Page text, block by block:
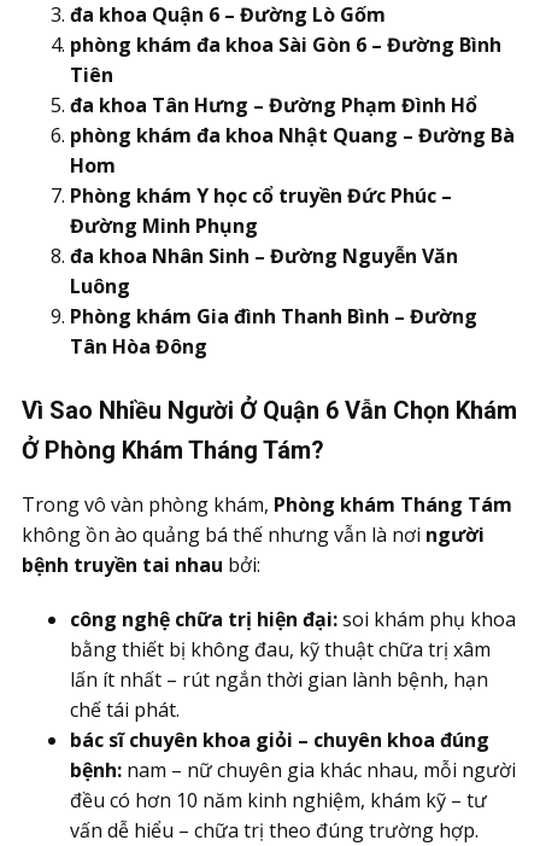
đa khoa Quận 6 – Đường Lò Gốm
phòng khám đa khoa Sài Gòn 6 – Đường Bình
Tiên
đa khoa Tân Hưng – Đường Phạm Đình Hổ
phòng khám đa khoa Nhật Quang – Đường Bà
Hom
Phòng khám Y học cổ truyền Đức Phúc –
Đường Minh Phụng
đa khoa Nhân Sinh – Đường Nguyễn Văn
Luông
Phòng khám Gia đình Thanh Bình – Đường
Tân Hòa Đông
Vì Sao Nhiều Người Ở Quận 6 Vẫn Chọn Khám
Ở Phòng Khám Tháng Tám?
Trong vô vàn phòng khám, Phòng khám Tháng Tám
không ồn ào quảng bá thế nhưng vẫn là nơi người
bệnh truyền tai nhau bởi:
công nghệ chữa trị hiện đại:soi khám phụ khoa
bằng thiết bị không đau, kỹ thuật chữa trị xâm
lấn ít nhất – rút ngắn thời gian lành bệnh, hạn
chế tái phát.
bác sĩ chuyên khoa giỏi – chuyên khoa đúng
bệnh: nam – nữ chuyên gia khác nhau, mỗi người
đều có hơn 10 năm kinh nghiệm, khám kỹ – tư
vấn dễ hiểu – chữa trị theo đúng trường hợp.